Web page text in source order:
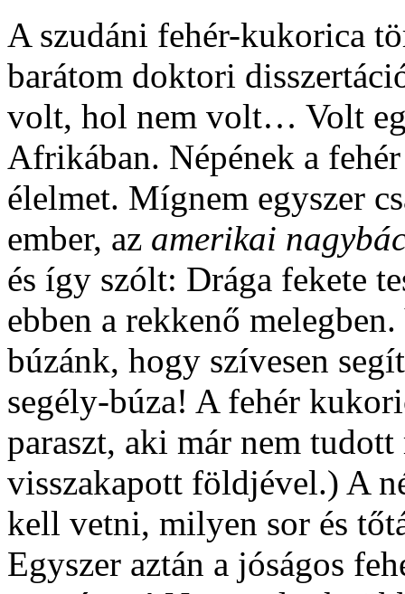
A szudáni fehér-kukorica
barátom doktori
volt, hol nem volt… Volt
Afrikában. Népének a
élelmet. Mígnem egyszer
ember, az amerikai
és így szólt: Drága fekete
ebben a rekkenő
búzánk, hogy szívesen
segély-búza! A fehér
paraszt, aki már nem
visszakapott földjével.) A
kell vetni, milyen sor és
Egyszer aztán a jóságos